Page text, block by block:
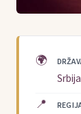
🌍
Srbija
📍